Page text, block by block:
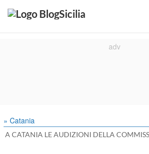
» Catania
A CATANIA LE AUDIZIONI DELLA